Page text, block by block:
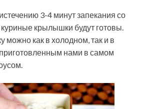
3-4 минут запекания со
крылышки будут готовы.
можно как в холодном, так и в
нами в самом